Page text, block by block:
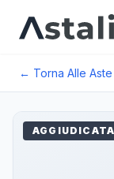
← Torna Alle Aste
AGGIUDICATA